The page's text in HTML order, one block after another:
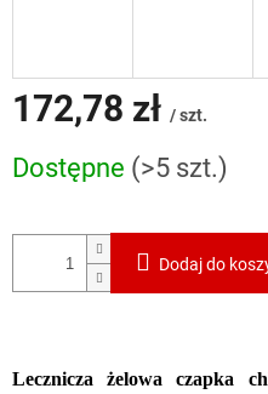
172,78 zł / szt.
jednostkowa:
Dostępne (>5 szt.)
Dodaj do
Lecznicza żelowa czapka